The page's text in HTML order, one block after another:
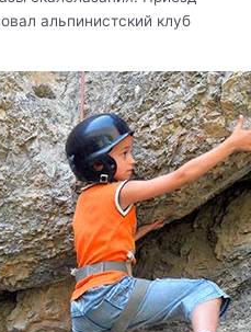
альпинистский клуб